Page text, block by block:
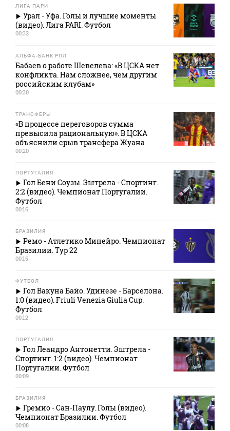
ЛИГА ПАРИ
Урал - Уфа. Голы и лучшие моменты
(видео). Лига PARI. Футбол
00:32
АЛЬФА-БАНК РПЛ
Бабаев о работе Шевелева: «В ЦСКА нет
конфликта. Нам сложнее, чем другим
российским клубам»
00:30
ТРАНСФЕРЫ
«В процессе переговоров сумма
превысила рациональную». В ЦСКА
объяснили срыв трансфера Жуана
00:20
ПОРТУГАЛИЯ
Гол Бени Соузы. Эштрела - Спортинг.
2:2 (видео). Чемпионат Португалии.
Футбол
00:16
БРАЗИЛИЯ
Ремо - Атлетико Минейро. Чемпионат
Бразилии. Тур 22
00:15
ФУТБОЛ
Гол Вакуна Байо. Удинезе - Барселона.
1:0 (видео). Friuli Venezia Giulia Cup.
Футбол
00:12
ПОРТУГАЛИЯ
Гол Леандро Антонетти. Эштрела -
Спортинг. 1:2 (видео). Чемпионат
Португалии. Футбол
00:09
БРАЗИЛИЯ
Гремио - Сан-Паулу. Голы (видео).
Чемпионат Бразилии. Футбол
00:08